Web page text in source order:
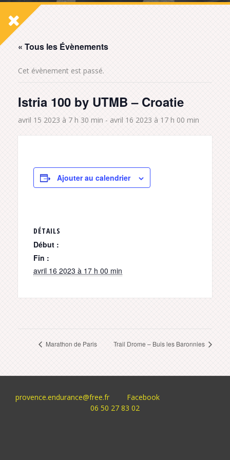
« Tous les Évènements
Cet évènement est passé.
Istria 100 by UTMB – Croatie
avril 15 2023 à 7 h 30 min - avril 16 2023 à 17 h 00 min
Ajouter au calendrier
DÉTAILS
Début :
Fin :
avril 16 2023 à 17 h 00 min
Marathon de Paris Trail Drome – Buis les Baronnies
provence.endurance@free.fr
Facebook
06 50 27 83 02